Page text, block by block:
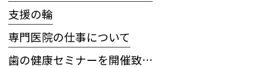
支援の輪
専門医院の仕事について
歯の健康セミナーを開催致…